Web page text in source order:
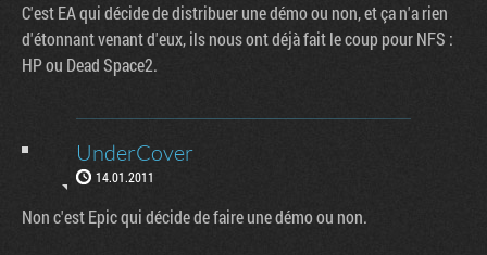
C'est EA qui décide de distribuer une démo ou non, et ça n'a rien
d'étonnant venant d'eux, ils nous ont déjà fait le coup pour NFS :
HP ou Dead Space2.
UnderCover
14.01.2011
Non c'est Epic qui décide de faire une démo ou non.